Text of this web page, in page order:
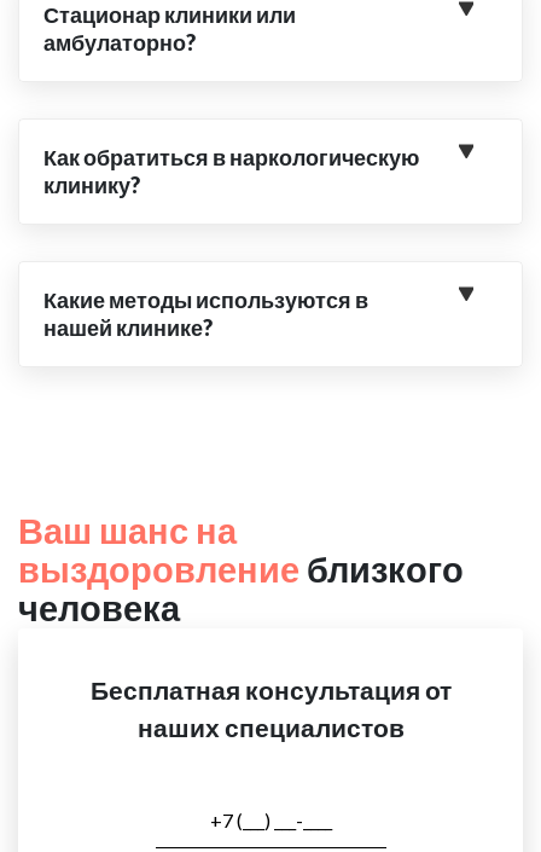
Стационар клиники или
амбулаторно?
Как обратиться в наркологическую
клинику?
Какие методы используются в
нашей клинике?
Ваш шанс на
выздоровление близкого
человека
Бесплатная консультация от
наших специалистов